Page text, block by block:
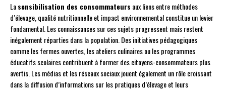
Lasensibilisation des consommateurs aux liens entre méthodes
d’élevage, qualité nutritionnelle et impact environnemental constitue un levier
fondamental. Les connaissances sur ces sujets progressent mais restent
inégalement réparties dans la population. Des initiatives pédagogiques
comme les fermes ouvertes, les ateliers culinaires ou les programmes
éducatifs scolaires contribuent à former des citoyens-consommateurs plus
avertis. Les médias et les réseaux sociaux jouent également un rôle croissant
dans la diffusion d’informations sur les pratiques d’élevage et leurs